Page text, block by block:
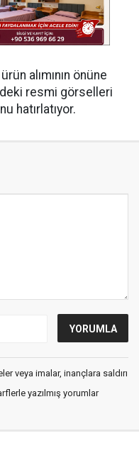
alımının önüne
resmi görselleri
hatırlatıyor.
veya imalar, inançlara saldırı
yazılmış yorumlar